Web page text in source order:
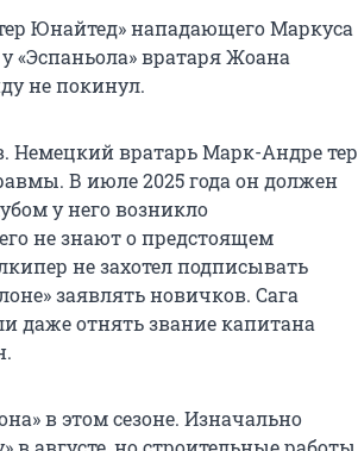
Юнайтед» нападающего Маркуса
«Эспаньола» вратаря Жоана
не покинул.
Немецкий вратарь Марк-Андре тер
В июле 2025 года он должен
у него возникло
не знают о предстоящем
не захотел подписывать
заявлять новичков. Сага
даже отнять звание капитана
в этом сезоне. Изначально